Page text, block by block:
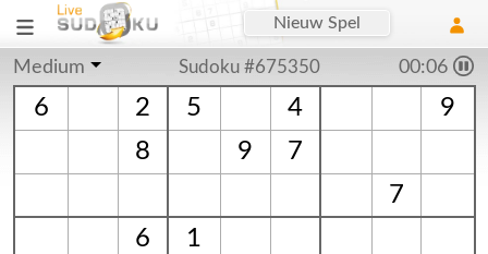
Nieuw Spel
Medium Sudoku #675350 00:07
6 2 5 4
9
8
9
7
7
6
1